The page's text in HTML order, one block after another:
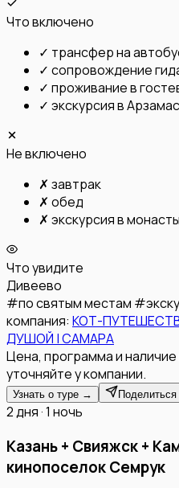
Что включено
✓ трансфер на
✓ сопровождение
✓ проживание в
✓ экскурсия в
Не включено
✗ завтрак
✗ обед
✗ экскурсия в
Что увидите
Дивеево
#по святым местам #
компания: КОТ-
ДУШОЙ | САМАРА
Цена, программа и
уточняйте у компании.
Узнать о туре →
2 дня · 1 ночь
Казань + Свияжск +
кинопоселок Семрук